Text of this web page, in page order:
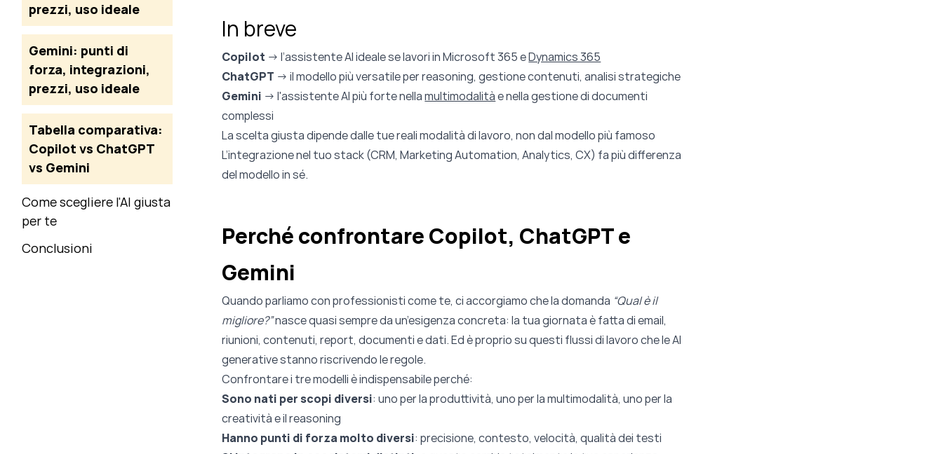
prezzi, uso ideale
Gemini: punti di
forza, integrazioni,
prezzi, uso ideale
Tabella comparativa:
Copilot vs ChatGPT
vs Gemini
Come scegliere l'AI giusta
per te
Conclusioni
In breve
Copilot → l’assistente AI ideale se lavori in Microsoft 365 eDynamics 365
ChatGPT → il modello più versatile per reasoning, gestione contenuti, analisi strategiche
Gemini → l'assistente AI più forte nellamultimodalitàe nella gestione di documenti
complessi
La scelta giusta dipende dalle tue reali modalità di lavoro, non dal modello più famoso
L’integrazione nel tuo stack (CRM, Marketing Automation, Analytics, CX) fa più differenza
del modello in sé.
Perché confrontare Copilot, ChatGPT e
Gemini
Quando parliamo con professionisti come te, ci accorgiamo che la domanda “Qual è il
migliore?”nasce quasi sempre da un’esigenza concreta: la tua giornata è fatta di email,
riunioni, contenuti, report, documenti e dati. Ed è proprio su questi flussi di lavoro che le AI
generative stanno riscrivendo le regole.
Confrontare i tre modelli è indispensabile perché:
Sono nati per scopi diversi: uno per la produttività, uno per la multimodalità, uno per la
creatività e il reasoning
Hanno punti di forza molto diversi: precisione, contesto, velocità, qualità dei testi